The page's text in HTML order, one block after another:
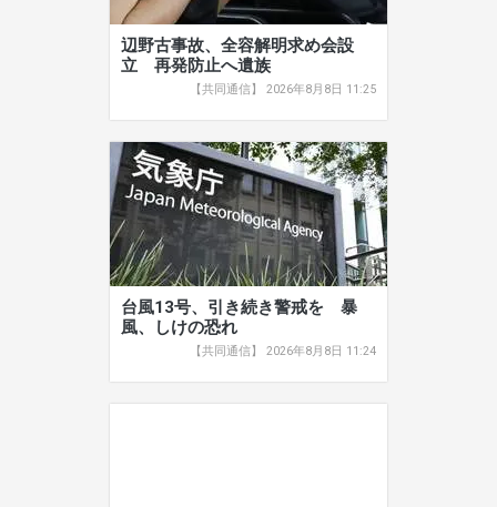
辺野古事故、全容解明求め会設
立 再発防止へ遺族
【共同通信】 2026年8月8日 11:25
台風13号、引き続き警戒を 暴
風、しけの恐れ
【共同通信】 2026年8月8日 11:24